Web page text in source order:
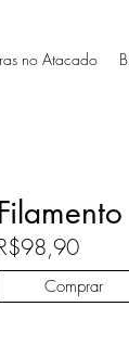
no Atacado
Comprar